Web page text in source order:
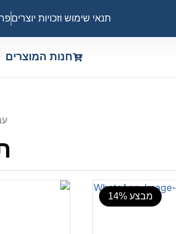
תנאי שימוש וזכויות יוצרים
חנות המוצרים
מבצע 14%